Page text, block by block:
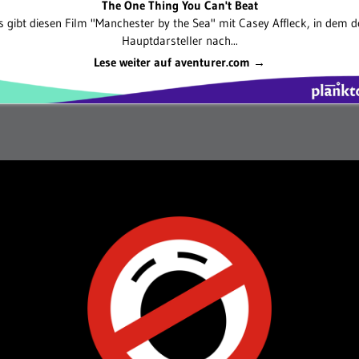
The One Thing You Can't Beat
gibt diesen Film "Manchester by the Sea" mit Casey Affleck, in dem
Hauptdarsteller nach...
Lese weiter auf aventurer.com →